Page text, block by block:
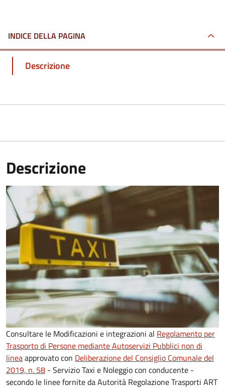
INDICE DELLA PAGINA
Descrizione
Descrizione
Consultare le Modificazioni e integrazioni al Regolamento per
Trasporto di Persone mediante Autoservizi Pubblici non di
lineaapprovato con Deliberazione del Consiglio Comunale del
2019, n. 58 - Servizio Taxi e Noleggio con conducente -
secondo le linee fornite da Autorità Regolazione Trasporti ART